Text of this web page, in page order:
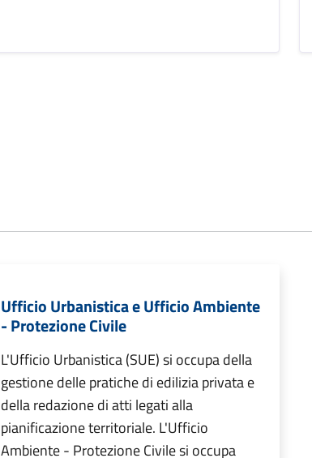
Ufficio Urbanistica e Ufficio Ambiente
- Protezione Civile
L'Ufficio Urbanistica (SUE) si occupa della
gestione delle pratiche di edilizia privata e
della redazione di atti legati alla
pianificazione territoriale. L'Ufficio
Ambiente - Protezione Civile si occupa